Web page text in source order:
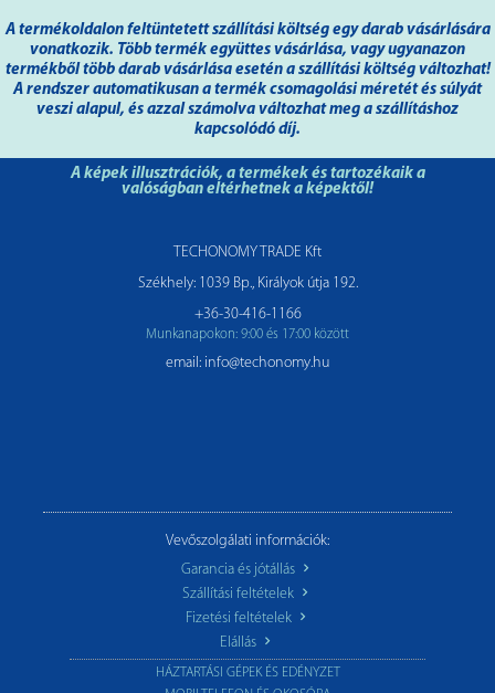
A termékoldalon feltüntetett szállítási költség egy darab vásárlására
vonatkozik. Több termék együttes vásárlása, vagy ugyanazon
termékből több darab vásárlása esetén a szállítási költség változhat!
A rendszer automatikusan a termék csomagolási méretét és súlyát
veszi alapul, és azzal számolva változhat meg a szállításhoz
kapcsolódó díj.
A képek illusztrációk, a termékek és tartozékaik a
valóságban eltérhetnek a képektől!
TECHONOMY TRADE Kft
Székhely: 1039 Bp., Királyok útja 192.
+36-30-416-1166
Munkanapokon: 9:00 és 17:00 között
email: info@techonomy.hu
Vevőszolgálati információk:
Garancia és jótállás
Szállítási feltételek
Fizetési feltételek
Elállás
HÁZTARTÁSI GÉPEK ÉS EDÉNYZET